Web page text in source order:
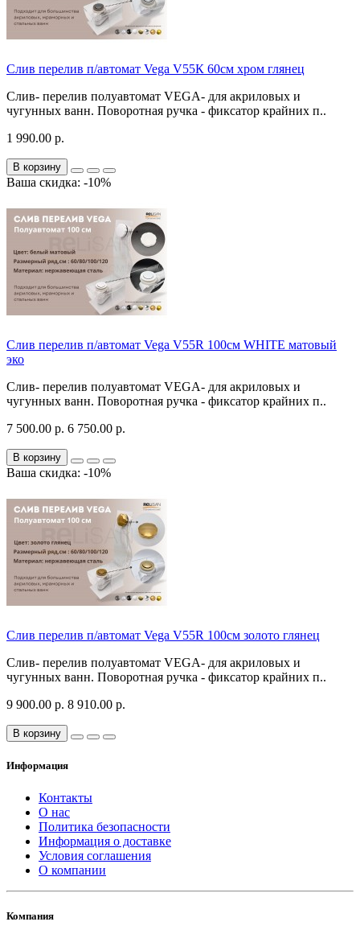
Слив перелив п/автомат Vega V55К 60см хром глянец
Слив- перелив полуавтомат VEGA- для акриловых и
чугунных ванн. Поворотная ручка - фиксатор крайних п..
1 990.00 р.
В корзину
Ваша скидка: -10%
Слив перелив п/автомат Vega V55R 100см WHITE матовый
эко
Слив- перелив полуавтомат VEGA- для акриловых и
чугунных ванн. Поворотная ручка - фиксатор крайних п..
7 500.00 р. 6 750.00 р.
В корзину
Ваша скидка: -10%
Слив перелив п/автомат Vega V55R 100см золото глянец
Слив- перелив полуавтомат VEGA- для акриловых и
чугунных ванн. Поворотная ручка - фиксатор крайних п..
9 900.00 р. 8 910.00 р.
В корзину
Информация
Контакты
О нас
Политика безопасности
Информация о доставке
Условия соглашения
О компании
Компания